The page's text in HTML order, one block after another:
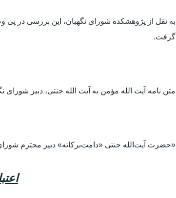
به نقل از پژوهشکده شورای نگهبان، این بررسی در
گرفت.
متن نامه آیت الله مؤمن به آیت الله جنتی، دبیر
«حضرت آیت‌الله جنتی «دامت‌برکاته» دبیر محترم